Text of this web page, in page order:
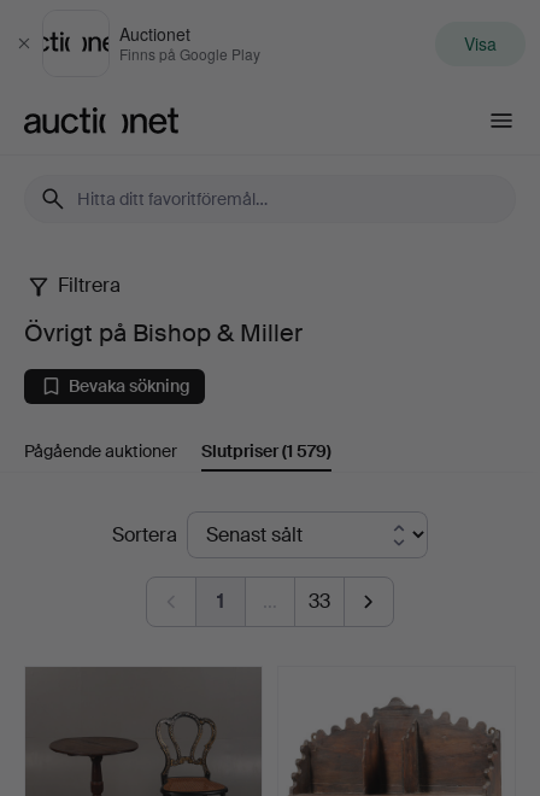
Stäng
Auctionet
Finns på Google Play Visa
Övrigt
på
Bishop
Filtrera
Övrigt på Bishop & Miller
Bevaka sökning
Pågående auktioner Slutpriser(1 579)
SlutpriserSortera
1 … 33